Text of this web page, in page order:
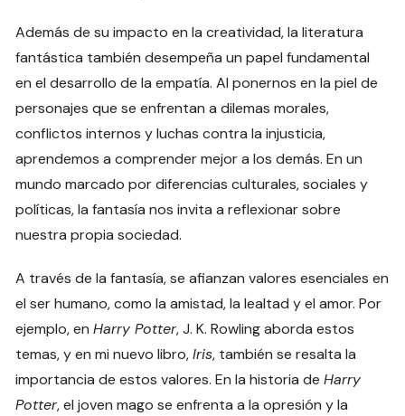
Además de su impacto en la creatividad, la literatura
fantástica también desempeña un papel fundamental
en el desarrollo de la empatía. Al ponernos en la piel de
personajes que se enfrentan a dilemas morales,
conflictos internos y luchas contra la injusticia,
aprendemos a comprender mejor a los demás. En un
mundo marcado por diferencias culturales, sociales y
políticas, la fantasía nos invita a reflexionar sobre
nuestra propia sociedad.
A través de la fantasía, se afianzan valores esenciales en
el ser humano, como la amistad, la lealtad y el amor. Por
ejemplo, enHarry Potter, J. K. Rowling aborda estos
temas, y en mi nuevo libro,Iris, también se resalta la
importancia de estos valores. En la historia deHarry
Potter, el joven mago se enfrenta a la opresión y la